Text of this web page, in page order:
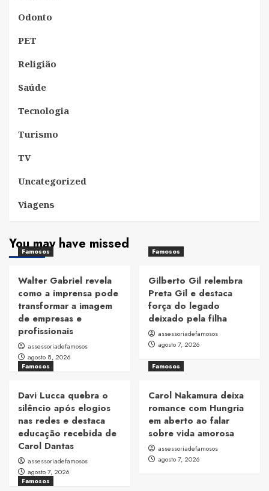
Odonto
PET
Religião
Saúde
Tecnologia
Turismo
TV
Uncategorized
Viagens
You may have missed
Famosos
Walter Gabriel revela
como a imprensa pode
transformar a imagem
de empresas e
profissionais
assessoriadefamosos
agosto 8, 2026
Famosos
Gilberto Gil relembra
Preta Gil e destaca
força do legado
deixado pela filha
assessoriadefamosos
agosto 7, 2026
Famosos
Davi Lucca quebra o
silêncio após elogios
nas redes e destaca
educação recebida de
Carol Dantas
assessoriadefamosos
agosto 7, 2026
Famosos
Carol Nakamura deixa
romance com Hungria
em aberto ao falar
sobre vida amorosa
assessoriadefamosos
agosto 7, 2026
Famosos